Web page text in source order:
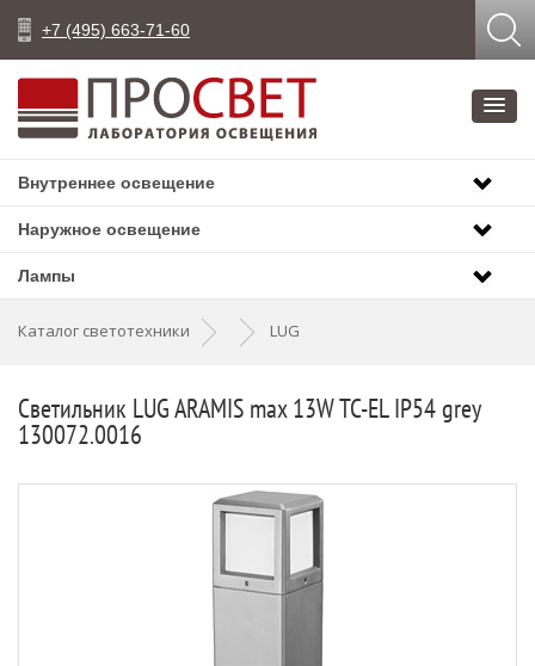
+7 (495) 663-71-60
Внутреннее освещение
Наружное освещение
Лампы
Каталог светотехники LUG
Светильник LUG ARAMIS max 13W TC-EL IP54 grey
130072.0016